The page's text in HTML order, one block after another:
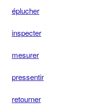
éplucher
inspecter
mesurer
pressentir
retourner